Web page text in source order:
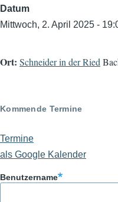
Datum
Mittwoch, 2. April 2025 -
Ort: Schneider in der Ried
Kommende Termine
Termine
als Google Kalender
Benutzername